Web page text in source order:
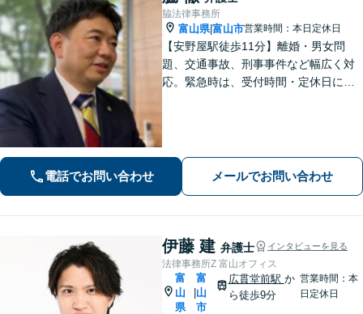
脇法律事務所
富山県|富山市営業時間：本日定休日
【安野屋駅徒歩11分】離婚・男女問
題、交通事故、刑事事件など幅広く対
応。緊急時は、受付時間・定休日に関
電話でお問い合わせ メールでお問い合わせ
伊藤 建 弁護士 インタビューを見る
法律事務所Z 富山オフィス
富
山
県
富
山
市
広貫堂前駅 か
ら徒歩9分
営業時間：本
日定休日